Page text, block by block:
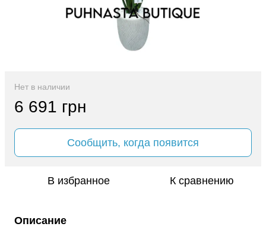
Нет в наличии
6 691 грн
Сообщить, когда появится
В избранное К сравнению
Описание